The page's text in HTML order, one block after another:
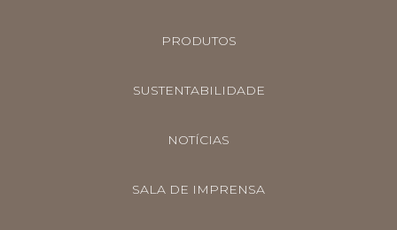
PRODUTOS
SUSTENTABILIDADE
NOTÍCIAS
SALA DE IMPRENSA